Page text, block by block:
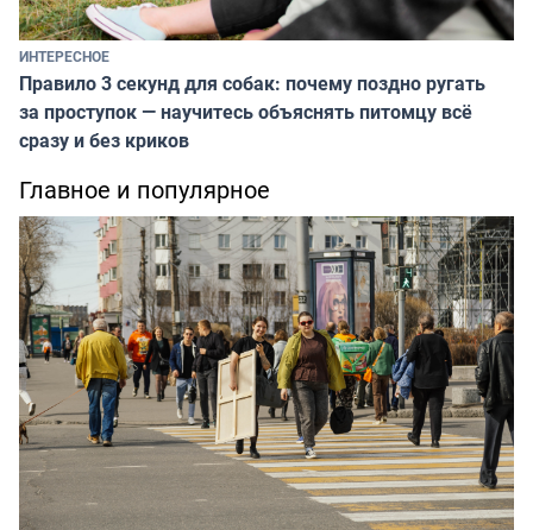
ИНТЕРЕСНОЕ
Правило 3 секунд для собак: почему поздно ругать
за проступок — научитесь объяснять питомцу всё
сразу и без криков
Главное и популярное